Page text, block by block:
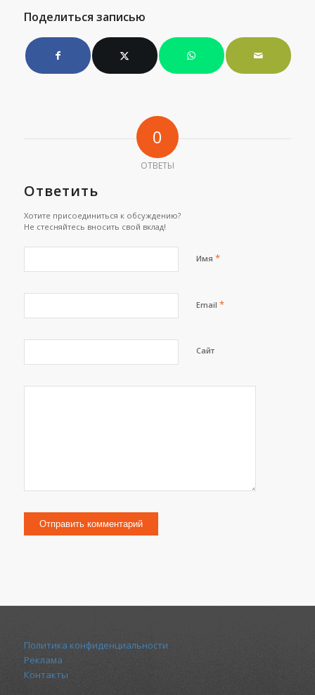
Поделиться записью
0
ОТВЕТЫ
Ответить
Хотите присоединиться к обсуждению?
Не стесняйтесь вносить свой вклад!
Имя *
Email *
Сайт
Политика конфиденциальности
Реклама
Контакты